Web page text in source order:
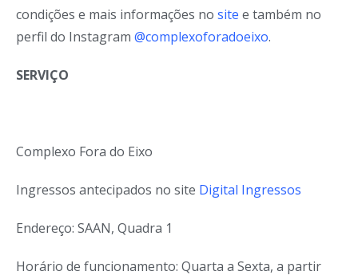
condições e mais informações no site e também no
perfil do Instagram @complexoforadoeixo.
SERVIÇO
Complexo Fora do Eixo
Ingressos antecipados no site Digital Ingressos
Endereço: SAAN, Quadra 1
Horário de funcionamento: Quarta a Sexta, a partir